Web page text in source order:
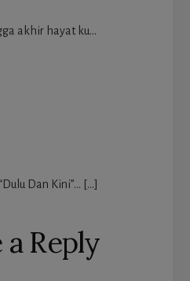
akhir hayat ku…
Dan Kini”… […]
a Reply